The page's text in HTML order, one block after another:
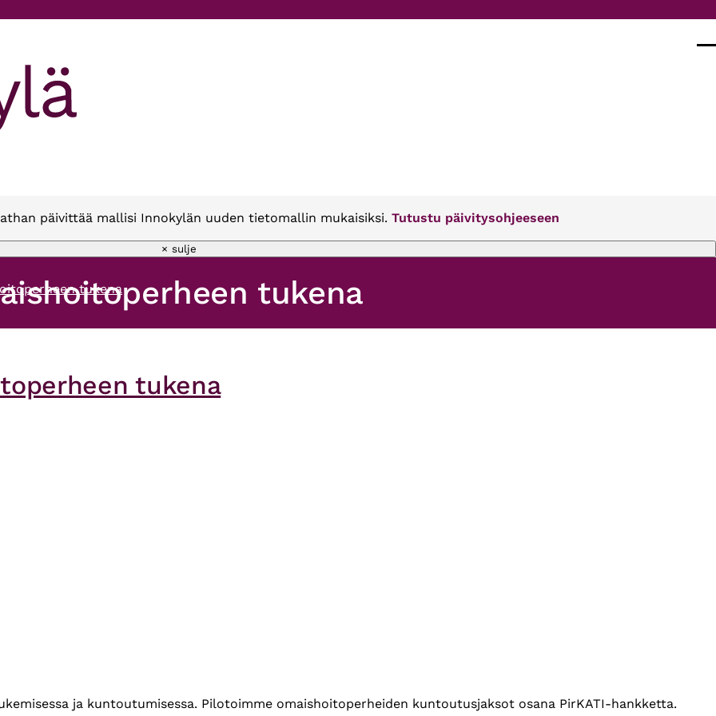
päivittää mallisi Innokylän uuden tietomallin mukaisiksi. Tutustu päivitysohjeeseen
× sulje
tukena tukena
tukena
ja kuntoutumisessa. Pilotoimme omaishoitoperheiden kuntoutusjaksot osana PirKATI-hankketta.